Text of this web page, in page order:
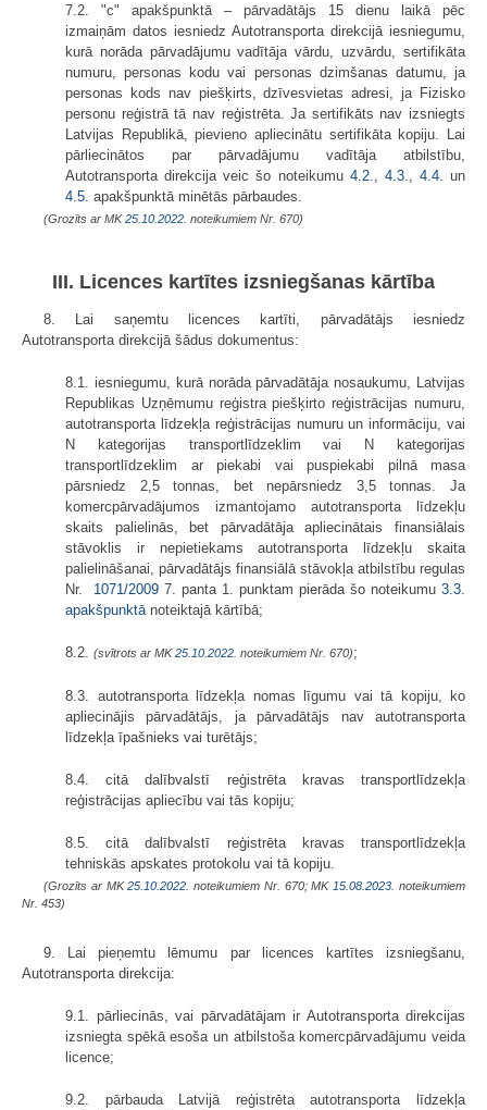
7.2. "c" apakšpunktā – pārvadātājs 15 dienu laikā pēc
izmaiņām datos iesniedz Autotransporta direkcijā iesniegumu,
kurā norāda pārvadājumu vadītāja vārdu, uzvārdu, sertifikāta
numuru, personas kodu vai personas dzimšanas datumu, ja
personas kods nav piešķirts, dzīvesvietas adresi, ja Fizisko
personu reģistrā tā nav reģistrēta. Ja sertifikāts nav izsniegts
Latvijas Republikā, pievieno apliecinātu sertifikāta kopiju. Lai
pārliecinātos par pārvadājumu vadītāja atbilstību,
Autotransporta direkcija veic šo noteikumu 4.2. 4.3. 4.4.
un
4.5. apakšpunktā minētās pārbaudes.
(Grozīts ar MK25.10.2022. noteikumiem Nr. 670)
III. Licences kartītes izsniegšanas kārtība
8. Lai saņemtu licences kartīti, pārvadātājs iesniedz
Autotransporta direkcijā šādus dokumentus:
8.1. iesniegumu, kurā norāda pārvadātāja nosaukumu, Latvijas
Republikas Uzņēmumu reģistra piešķirto reģistrācijas numuru,
autotransporta līdzekļa reģistrācijas numuru un informāciju, vai
N kategorijas transportlīdzeklim vai N kategorijas
transportlīdzeklim ar piekabi vai puspiekabi pilnā masa
pārsniedz 2,5 tonnas, bet nepārsniedz 3,5 tonnas. Ja
komercpārvadājumos izmantojamo autotransporta līdzekļu
skaits palielinās, bet pārvadātāja apliecinātais finansiālais
stāvoklis ir nepietiekams autotransporta līdzekļu skaita
palielināšanai, pārvadātājs finansiālā stāvokļa atbilstību regulas
Nr.
1071/2009 7. panta 1. punktam pierāda šo noteikumu 3.3.
apakšpunktānoteiktajā kārtībā;
8.2. (svītrots ar MK25.10.2022. noteikumiem Nr. 670);
8.3. autotransporta līdzekļa nomas līgumu vai tā kopiju, ko
apliecinājis pārvadātājs, ja pārvadātājs nav autotransporta
līdzekļa īpašnieks vai turētājs;
8.4. citā dalībvalstī reģistrēta kravas transportlīdzekļa
reģistrācijas apliecību vai tās kopiju;
8.5. citā dalībvalstī reģistrēta kravas transportlīdzekļa
tehniskās apskates protokolu vai tā kopiju.
(Grozīts ar MK25.10.2022. noteikumiem Nr. 670; MK 15.08.2023. noteikumiem
Nr. 453)
9. Lai pieņemtu lēmumu par licences kartītes izsniegšanu,
Autotransporta direkcija:
9.1. pārliecinās, vai pārvadātājam ir Autotransporta direkcijas
izsniegta spēkā esoša un atbilstoša komercpārvadājumu veida
licence;
9.2. pārbauda Latvijā reģistrēta autotransporta līdzekļa